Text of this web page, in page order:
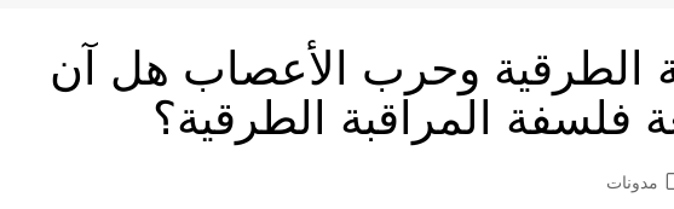
الطرقية وحرب الأعصاب هل آن
فلسفة المراقبة الطرقية؟
مدونات